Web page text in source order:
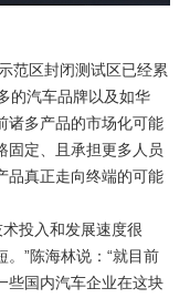
范区封闭测试区已经累
的汽车品牌以及如华
诸多产品的市场化可能
固定、且承担更多人员
品真正走向终端的可能
投入和发展速度很
”陈海林说：“就目前
些国内汽车企业在这块